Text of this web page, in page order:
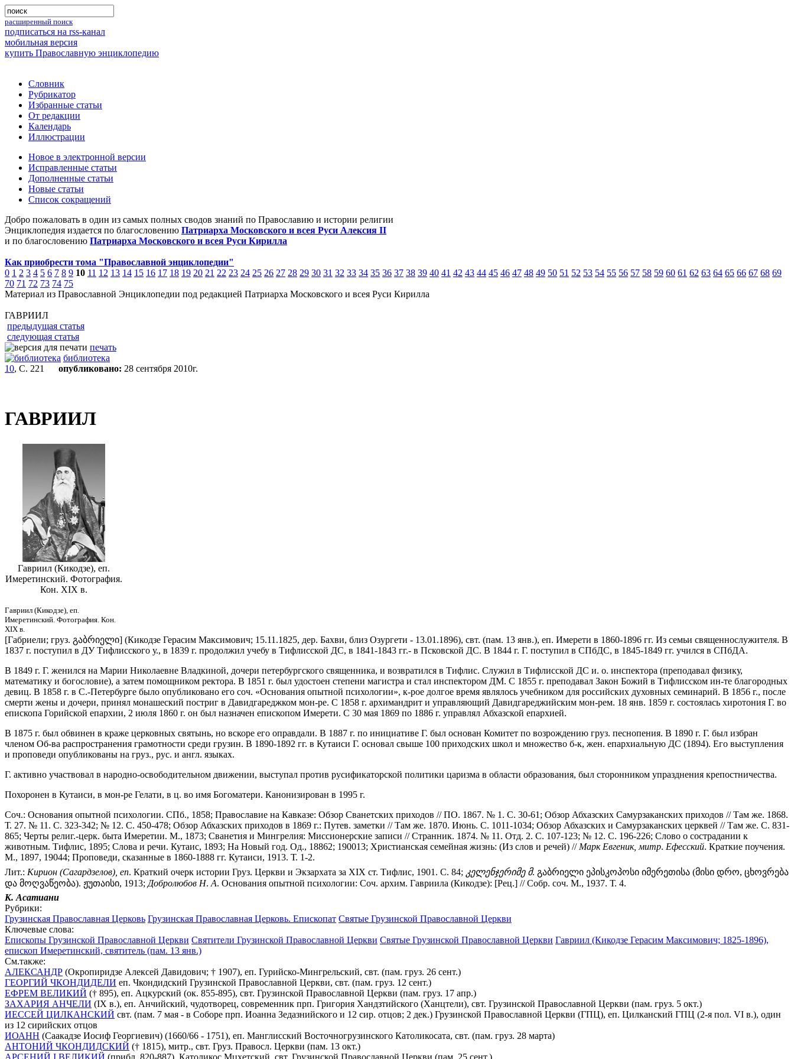
расширенный поиск
подписаться на rss-канал
мобильная версия
купить Православную энциклопедию
Словник
Рубрикатор
Избранные статьи
От редакции
Календарь
Иллюстрации
Новое в электронной версии
Исправленные статьи
Дополненные статьи
Новые статьи
Список сокращений
Добро пожаловать в один из самых полных сводов знаний по Православию и истории религии
Энциклопедия издается по благословению Патриарха Московского и всея Руси Алексия II
и по благословению Патриарха Московского и всея Руси Кирилла
Как приобрести тома "Православной энциклопедии"
0 1 2 3 4 5 6 7 8 9 10 11 12 13 14 15 16 17 18 19 20 21 22 23 24 25 26 27 28 29 30 31 32 33 34 35 36 37 38 39 40 41 42 43 44 45 46 47 48 49 50 51 52 53 54 55 56 57 58 59 60 61 62 63 64 65 66 67 68 69
70 71 72 73 74 75
Материал из Православной Энциклопедии под редакцией Патриарха Московского и всея Руси Кирилла
ГАВРИИЛ
предыдущая статья
следующая статья
печать
библиотека
10, С. 221 опубликовано: 28 сентября 2010г.
ГАВРИИЛ
Гавриил (Кикодзе), еп.
Имеретинский. Фотография.
Кон. XIX в.
Гавриил (Кикодзе), еп.
Имеретинский. Фотография. Кон.
XIX в.
[Габриели; груз. გაბრიელი] (Кикодзе Герасим Максимович; 15.11.1825, дер. Бахви, близ Озургети - 13.01.1896), свт. (пам. 13 янв.), еп. Имерети в 1860-1896 гг. Из семьи священнослужителя. В
1837 г. поступил в ДУ Тифлисского у., в 1839 г. продолжил учебу в Тифлисской ДС, в 1841-1843 гг.- в Псковской ДС. В 1844 г. Г. поступил в СПбДС, в 1845-1849 гг. учился в СПбДА.
В 1849 г. Г. женился на Марии Николаевне Владкиной, дочери петербургского священника, и возвратился в Тифлис. Служил в Тифлисской ДС и. о. инспектора (преподавал физику,
математику и богословие), а затем помощником ректора. В 1851 г. был удостоен степени магистра и стал инспектором ДМ. С 1855 г. преподавал Закон Божий в Тифлисском ин-те благородных
девиц. В 1858 г. в С.-Петербурге было опубликовано его соч. «Основания опытной психологии», к-рое долгое время являлось учебником для российских духовных семинарий. В 1856 г., после
смерти жены и дочери, принял монашеский постриг в Давидгареджком мон-ре. С 1858 г. архимандрит и управляющий Давидгареджийским мон-рем. 18 янв. 1859 г. состоялась хиротония Г. во
епископа Горийской епархии, 2 июля 1860 г. он был назначен епископом Имерети. С 30 мая 1869 по 1886 г. управлял Абхазской епархией.
В 1875 г. был обвинен в краже церковных святынь, но вскоре его оправдали. В 1887 г. по инициативе Г. был основан Комитет по возрождению груз. песнопения. В 1890 г. Г. был избран
членом Об-ва распространения грамотности среди грузин. В 1890-1892 гг. в Кутаиси Г. основал свыше 100 приходских школ и множество б-к, жен. епархиальную ДС (1894). Его выступления
и проповеди опубликованы на груз., рус. и англ. языках.
Г. активно участвовал в народно-освободительном движении, выступал против русификаторской политики царизма в области образования, был сторонником упразднения крепостничества.
Похоронен в Кутаиси, в мон-ре Гелати, в ц. во имя Богоматери. Канонизирован в 1995 г.
Соч.: Основания опытной психологии. СПб., 1858; Православие на Кавказе: Обзор Сванетских приходов // ПО. 1867. № 1. С. 30-61; Обзор Абхазских Самурзаканских приходов // Там же. 1868.
Т. 27. № 11. С. 323-342; № 12. С. 450-478; Обзор Абхазских приходов в 1869 г.: Путев. заметки // Там же. 1870. Июнь. С. 1011-1034; Обзор Абхазских и Самурзаканских церквей // Там же. С. 831-
865; Черты религ.-церк. быта Имеретии. М., 1873; Сванетия и Мингрелия: Миссионерские записи // Странник. 1874. № 11. Отд. 2. С. 107-123; № 12. С. 196-226; Слово о сострадании к
животным. Тифлис, 1895; Слова и речи. Кутаис, 1893; На Новый год. Од., 18862; 190013; Христианская семейная жизнь: (Из слов и речей) // Марк Евгеник, митр. Ефесский. Краткие поучения.
М., 1897, 19044; Проповеди, сказанные в 1860-1888 гг. Кутаиси, 1913. Т. 1-2.
Лит.: Кирион (Сагардзелов), еп. Краткий очерк истории Груз. Церкви и Экзархата за XIX ст. Тифлис, 1901. С. 84; კელენჯერიმე მ. გაბრიელი ეპისკოპოსი იმერეთისა (მისი დრო, ცხოვრება
და მოღვაწეობა). ჟუთაისი, 1913; Добролюбов Н. А. Основания опытной психологии: Соч. архим. Гавриила (Кикодзе): [Рец.] // Собр. соч. М., 1937. Т. 4.
К. Асатиани
Рубрики:
Грузинская Православная Церковь Грузинская Православная Церковь. Епископат Святые Грузинской Православной Церкви
Ключевые слова:
Епископы Грузинской Православной Церкви Святители Грузинской Православной Церкви Святые Грузинской Православной Церкви Гавриил (Кикодзе Герасим Максимович; 1825-1896),
епископ Имеретинский, святитель (пам. 13 янв.)
См.также:
АЛЕКСАНДР (Окропиридзе Алексей Давидович; † 1907), еп. Гурийско-Мингрельский, свт. (пам. груз. 26 сент.)
ГЕОРГИЙ ЧКОНДИДЕЛИ еп. Чкондидский Грузинской Православной Церкви, свт. (пам. груз. 12 сент.)
ЕФРЕМ ВЕЛИКИЙ († 895), еп. Ацкурский (ок. 855-895), свт. Грузинской Православной Церкви (пам. груз. 17 апр.)
ЗАХАРИЯ АНЧЕЛИ (IX в.), еп. Анчийский, чудотворец, современник прп. Григория Хандзтийского (Ханцтели), свт. Грузинской Православной Церкви (пам. груз. 5 окт.)
ИЕССЕЙ ЦИЛКАНСКИЙ свт. (пам. 7 мая - в Соборе прп. Иоанна Зедазнийского и 12 сир. отцов; 2 дек.) Грузинской Православной Церкви (ГПЦ), еп. Цилканский ГПЦ (2-я пол. VI в.), один
из 12 сирийских отцов
ИОАНН (Саакадзе Иосиф Георгиевич) (1660/66 - 1751), еп. Манглисский Восточногрузинского Католикосата, свт. (пам. груз. 28 марта)
АНТОНИЙ ЧКОНДИДСКИЙ († 1815), митр., свт. Груз. Правосл. Церкви (пам. 13 окт.)
АРСЕНИЙ I ВЕЛИКИЙ (прибл. 820-887), Католикос Мцхетский, свт. Грузинской Православной Церкви (пам. 25 сент.)